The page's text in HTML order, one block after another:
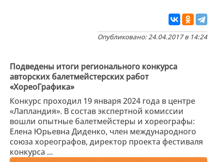
Опубликовано: 24.04.2017 в 14:24
Подведены итоги регионального конкурса
авторских балетмейстерских работ
«ХореоГрафика»
Конкурс проходил 19 января 2024 года в центре
«Лапландия». В состав экспертной комиссии
вошли опытные балетмейстеры и хореографы:
Елена Юрьевна Диденко, член международного
союза хореографов, директор проекта фестиваля
конкурса ...